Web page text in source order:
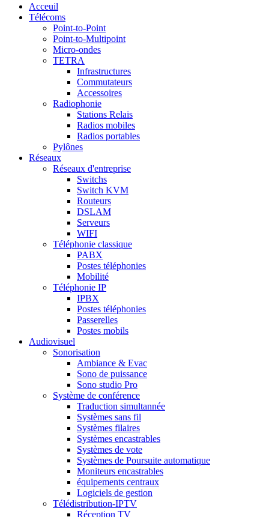
Acceuil
Télécoms
Point-to-Point
Point-to-Multipoint
Micro-ondes
TETRA
Infrastructures
Commutateurs
Accessoires
Radiophonie
Stations Relais
Radios mobiles
Radios portables
Pylônes
Réseaux
Réseaux d'entreprise
Switchs
Switch KVM
Routeurs
DSLAM
Serveurs
WIFI
Téléphonie classique
PABX
Postes téléphonies
Mobilité
Téléphonie IP
IPBX
Postes téléphonies
Passerelles
Postes mobils
Audiovisuel
Sonorisation
Ambiance & Evac
Sono de puissance
Sono studio Pro
Système de conférence
Traduction simultannée
Systèmes sans fil
Systèmes filaires
Systèmes encastrables
Systèmes de vote
Systèmes de Poursuite automatique
Moniteurs encastrables
équipements centraux
Logiciels de gestion
Télédistribution-IPTV
Réception TV